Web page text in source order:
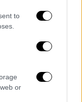
to
or
στο
των
τα ΛΟΑΤΚΙ
όπως το
και η Νότια